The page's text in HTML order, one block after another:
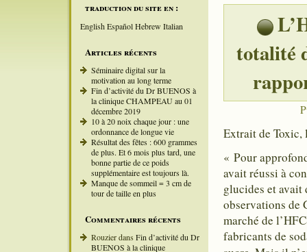
traduction du site en :
EnglishEspañolHebrew Italian
Articles récents
Séminaire digital sur la
motivation au long terme
Fin d’activité du Dr BUENOS à
la clinique CHAMPEAU au 01
décembre 2019
10 à 20 noix chaque jour : une
ordonnance de longue vie
Résultat des fêtes : 600 grammes
de plus. Et 6 mois plus tard, une
bonne partie de ce poids
supplémentaire est toujours là.
Manque de sommeil = 3 cm de
tour de taille en plus
Commentaires récents
Rouzierdans Fin d’activité du Dr
BUENOS à la clinique
totalité
Extrait de
« Pour
avait réussi à
glucides et avait
observations de
marché de
fabricants de